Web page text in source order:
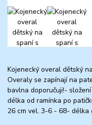
Kojenecký overal dětský
Overaly se zapínají na
bavlna doporučuji!-
délka od ramínka po
26 cm vel. 3-6 - 68- délka